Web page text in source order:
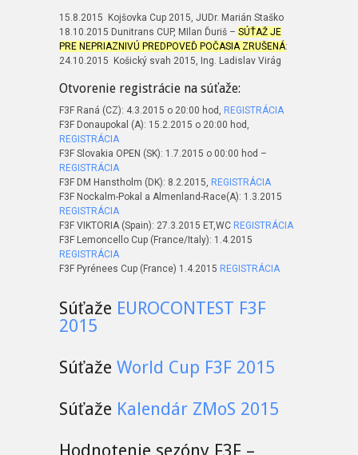
15.8.2015 Kojšovka Cup 2015, JUDr. Marián Staško
18.10.2015 Dunitrans CUP, MIlan Ďuriš – SÚŤAŽ JE
PRE NEPRIAZNIVÚ PREDPOVEĎ POČASIA ZRUŠENÁ:
24.10.2015 Košický svah 2015, Ing. Ladislav Virág
Otvorenie registrácie na súťaže:
F3F Raná (CZ): 4.3.2015 o 20:00 hod, REGISTRÁCIA
F3F Donaupokal (A): 15.2.2015 o 20:00 hod,
REGISTRÁCIA
F3F Slovakia OPEN (SK): 1.7.2015 o 00:00 hod –
REGISTRÁCIA
F3F DM Hanstholm (DK): 8.2.2015, REGISTRÁCIA
F3F Nockalm-Pokal a Almenland-Race(A): 1.3.2015
REGISTRÁCIA
F3F VIKTORIA (Spain): 27.3.2015 ET,WC REGISTRÁCIA
F3F Lemoncello Cup (France/Italy): 1.4.2015
REGISTRÁCIA
F3F Pyrénees Cup (France) 1.4.2015 REGISTRÁCIA
Súťaže EUROCONTEST F3F
2015
Súťaže World Cup F3F 2015
Súťaže Kalendár ZMoS 2015
Hodnotenie sezóny F3F –